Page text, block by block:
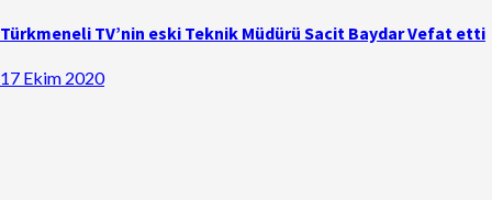
Türkmeneli TV’nin eski Teknik Müdürü Sacit Baydar Vefat etti
17 Ekim 2020